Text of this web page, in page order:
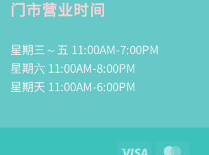
门市营业时间
星期三～五 11:00AM-7:00PM
星期六 11:00AM-8:00PM
星期天 11:00AM-6:00PM
Visa